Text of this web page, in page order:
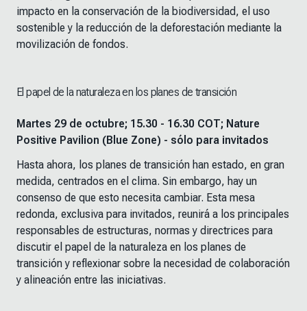
impacto en la conservación de la biodiversidad, el uso
sostenible y la reducción de la deforestación mediante la
movilización de fondos.
El papel de la naturaleza en los planes de transición
Martes 29 de octubre; 15.30 - 16.30 COT; Nature
Positive Pavilion (Blue Zone) - sólo para invitados
Hasta ahora, los planes de transición han estado, en gran
medida, centrados en el clima. Sin embargo, hay un
consenso de que esto necesita cambiar. Esta mesa
redonda, exclusiva para invitados, reunirá a los principales
responsables de estructuras, normas y directrices para
discutir el papel de la naturaleza en los planes de
transición y reflexionar sobre la necesidad de colaboración
y alineación entre las iniciativas.